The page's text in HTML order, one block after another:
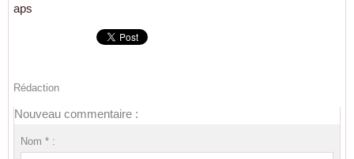
aps
Rédaction
Nouveau commentaire :
Nom * :